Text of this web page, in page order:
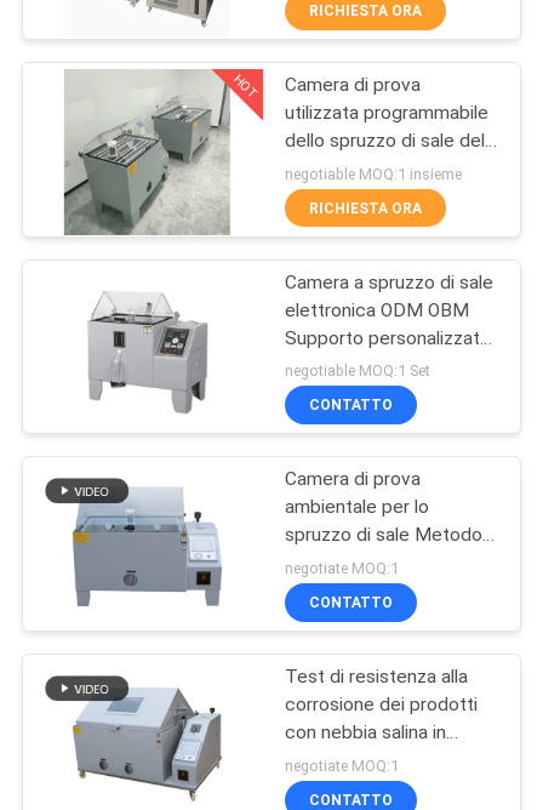
FABBRICA
CONTATTICI
NOTIZIE
RICHIEDA
UNA
CITAZIONE
MAPPA
DEL
SITO
POLITICA
SULLA
PRIVACY
tester orizzontale di
infiammabilità
27
Apparecchiatura di
collaudo del fuoco
Tester del fuoco del
materiale da
costruzione
36
RICHIESTA ORA
HOT
Camera di prova
utilizzata programmabile
dello spruzzo di sale della
macchina di prova di
corrosione
negotiable MOQ:1 insieme
RICHIESTA ORA
Camera a spruzzo di sale
elettronica ODM OBM
Supporto personalizzato
Intervallo di umidità
85%-98%
negotiable MOQ:1 Set
CONTATTO
Camera di prova
ambientale per lo
spruzzo di sale Metodo
di prova della resistenza
alla corrosione climatica
artificiale
negotiate MOQ:1
CONTATTO
Test di resistenza alla
corrosione dei prodotti
con nebbia salina in
camera di prova
ambientale avanzata
negotiate MOQ:1
CONTATTO